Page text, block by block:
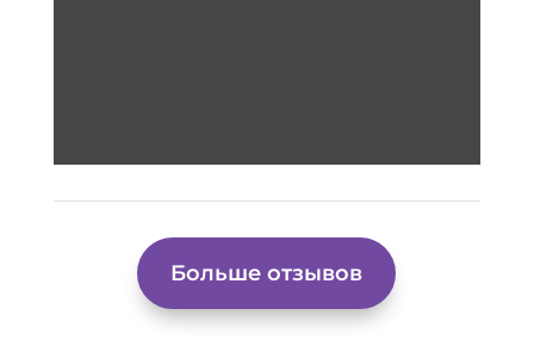
Больше отзывов